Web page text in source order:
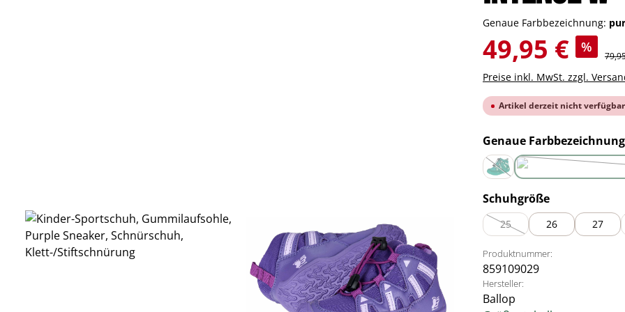
Genaue Farbbezeichnung:
Verkaufspreis:
49,95 € %
Preise inkl. MwSt. zzgl.
Artikel derzeit nicht verfügbar
Genaue Farbbezeichnung
green
(Diese Option ist zurzeit nicht
Schuhgrößeauswählen
25
(Diese Option ist zurzeit nicht
26 27
Produktnummer:
859109029
Hersteller:
Ballop